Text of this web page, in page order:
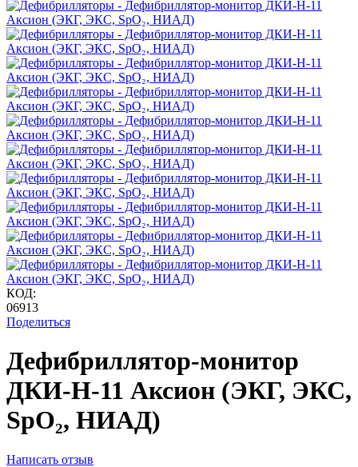
КОД:
06913
Поделиться
Дефибриллятор-монитор
ДКИ-Н-11 Аксион (ЭКГ, ЭКС,
SpO₂, НИАД)
Написать отзыв